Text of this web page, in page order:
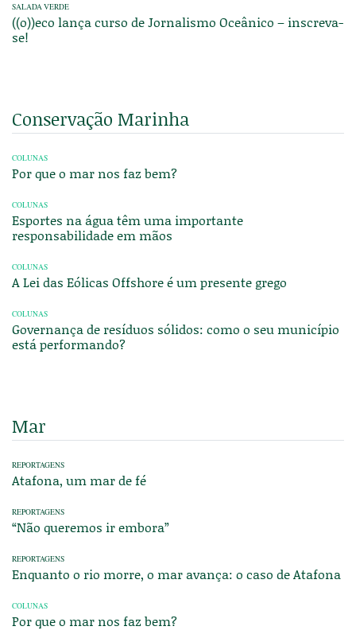
SALADA VERDE
((o))eco lança curso de Jornalismo Oceânico – inscreva-
se!
Conservação Marinha
COLUNAS
Por que o mar nos faz bem?
COLUNAS
Esportes na água têm uma importante
responsabilidade em mãos
COLUNAS
A Lei das Eólicas Offshore é um presente grego
COLUNAS
Governança de resíduos sólidos: como o seu município
está performando?
Mar
REPORTAGENS
Atafona, um mar de fé
REPORTAGENS
“Não queremos ir embora”
REPORTAGENS
Enquanto o rio morre, o mar avança: o caso de Atafona
COLUNAS
Por que o mar nos faz bem?